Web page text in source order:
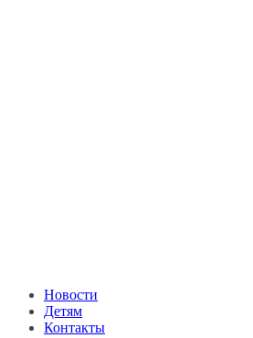
Новости
Детям
Контакты